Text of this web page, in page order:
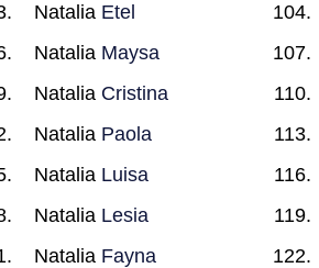
Natalia Etel
Natalia Maysa
Natalia Cristina
Natalia Paola
Natalia Luisa
Natalia Lesia
Natalia Fayna